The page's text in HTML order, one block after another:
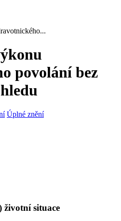
povolání bez
Úplné znění
životní situace